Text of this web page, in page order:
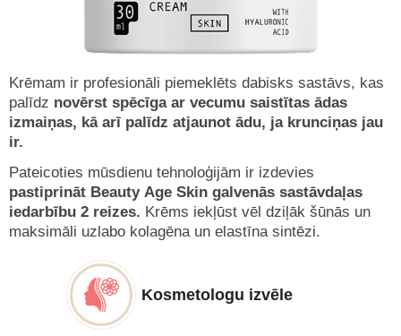
Krēmam ir profesionāli piemeklēts dabisks sastāvs, kas
palīdz novērst spēcīga ar vecumu saistītas ādas
izmaiņas, kā arī palīdz atjaunot ādu, ja krunciņas jau
ir.
Pateicoties mūsdienu tehnoloģijām ir izdevies
pastiprināt Beauty Age Skin galvenās sastāvdaļas
iedarbību 2 reizes. Krēms iekļūst vēl dziļāk šūnās un
maksimāli uzlabo kolagēna un elastīna sintēzi.
Kosmetologu izvēle